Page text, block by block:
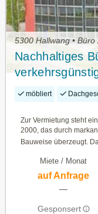
5300 Hallwang • Büro
Nachhaltiges
zu vermieten
möbliert
Zur Vermietung steht
2000, das durch
Bauweise überzeugt.
Miete / Monat
auf Anfrage
—
Gesponsert